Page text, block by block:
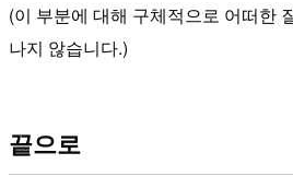
(이 부분에 대해 구체적으로 어떠한
나지 않습니다.)
끝으로